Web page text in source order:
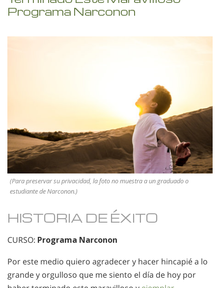
Programa Narconon
(Para preservar su privacidad, la foto no muestra a un graduado o
estudiante de Narconon.)
HISTORIA DE ÉXITO
CURSO: Programa Narconon
Por este medio quiero agradecer y hacer hincapié a lo
grande y orgulloso que me siento el día de hoy por